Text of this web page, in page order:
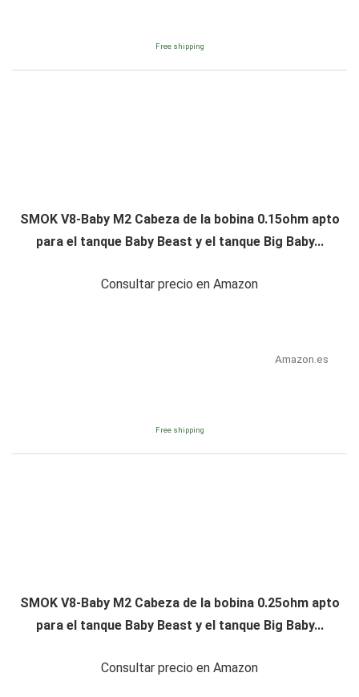
Free shipping
SMOK V8-Baby M2 Cabeza de la bobina 0.15ohm apto
para el tanque Baby Beast y el tanque Big Baby...
Consultar precio en Amazon
Amazon.es
Free shipping
SMOK V8-Baby M2 Cabeza de la bobina 0.25ohm apto
para el tanque Baby Beast y el tanque Big Baby...
Consultar precio en Amazon